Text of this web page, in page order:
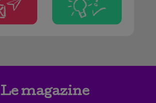
Le magazine